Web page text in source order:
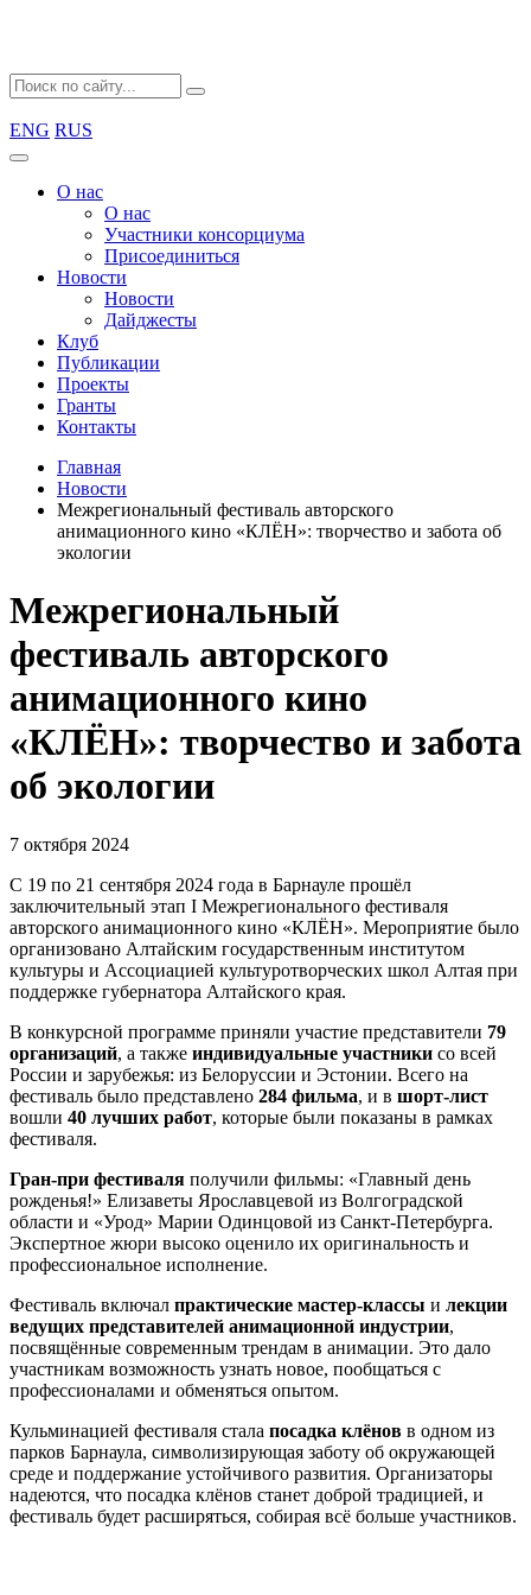
ENG RUS
О нас
О нас
Участники консорциума
Присоединиться
Новости
Новости
Дайджесты
Клуб
Публикации
Проекты
Гранты
Контакты
Главная
Новости
Межрегиональный фестиваль авторского
анимационного кино «КЛЁН»: творчество и забота об
экологии
Межрегиональный
фестиваль авторского
анимационного кино
«КЛЁН»: творчество и забота
об экологии
7 октября 2024
С 19 по 21 сентября 2024 года в Барнауле прошёл
заключительный этап I Межрегионального фестиваля
авторского анимационного кино «КЛЁН». Мероприятие было
организовано Алтайским государственным институтом
культуры и Ассоциацией культуротворческих школ Алтая при
поддержке губернатора Алтайского края.
В конкурсной программе приняли участие представители 79
организаций, а также индивидуальные участники со всей
России и зарубежья: из Белоруссии и Эстонии. Всего на
фестиваль было представлено 284 фильма, и в шорт-лист
вошли 40 лучших работ, которые были показаны в рамках
фестиваля.
Гран-при фестиваля получили фильмы: «Главный день
рожденья!» Елизаветы Ярославцевой из Волгоградской
области и «Урод» Марии Одинцовой из Санкт-Петербурга.
Экспертное жюри высоко оценило их оригинальность и
профессиональное исполнение.
Фестиваль включал практические мастер-классы и лекции
ведущих представителей анимационной индустрии,
посвящённые современным трендам в анимации. Это дало
участникам возможность узнать новое, пообщаться с
профессионалами и обменяться опытом.
Кульминацией фестиваля стала посадка клёнов в одном из
парков Барнаула, символизирующая заботу об окружающей
среде и поддержание устойчивого развития. Организаторы
надеются, что посадка клёнов станет доброй традицией, и
фестиваль будет расширяться, собирая всё больше участников.